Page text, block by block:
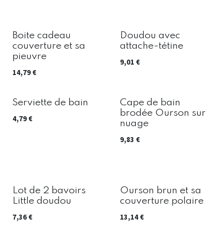
Boite cadeau
couverture et sa
pieuvre
14,79 €
Doudou avec
attache-tétine
9,01 €
Serviette de bain
4,79 €
Cape de bain
brodée Ourson sur
nuage
9,83 €
Lot de 2 bavoirs
Little doudou
7,36 €
Ourson brun et sa
couverture polaire
13,14€